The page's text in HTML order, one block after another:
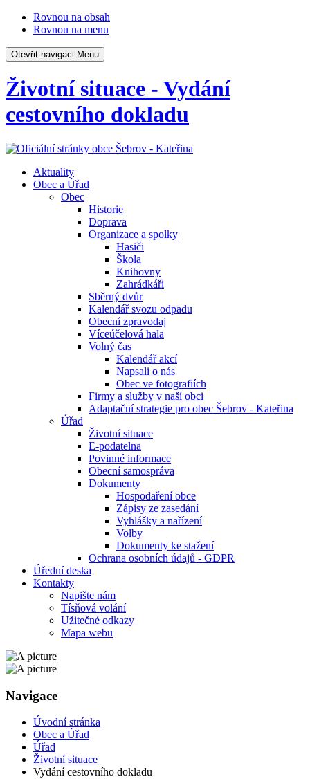
Rovnou na obsah
Rovnou na menu
Otevřit navigaci Menu
Životní situace - Vydání
cestovního dokladu
Aktuality
Obec a Úřad
Obec
Historie
Doprava
Organizace a spolky
Hasiči
Škola
Knihovny
Zahrádkáři
Sběrný dvůr
Kalendář svozu odpadu
Obecní zpravodaj
Víceúčelová hala
Volný čas
Kalendář akcí
Napsali o nás
Obec ve fotografiích
Firmy a služby v naší obci
Adaptační strategie pro obec Šebrov - Kateřina
Úřad
Životní situace
E-podatelna
Povinné informace
Obecní samospráva
Dokumenty
Hospodaření obce
Zápisy ze zasedání
Vyhlášky a nařízení
Volby
Dokumenty ke stažení
Ochrana osobních údajů - GDPR
Úřední deska
Kontakty
Napište nám
Tísňová volání
Užitečné odkazy
Mapa webu
Navigace
Úvodní stránka
Obec a Úřad
Úřad
Životní situace
Vydání cestovního dokladu